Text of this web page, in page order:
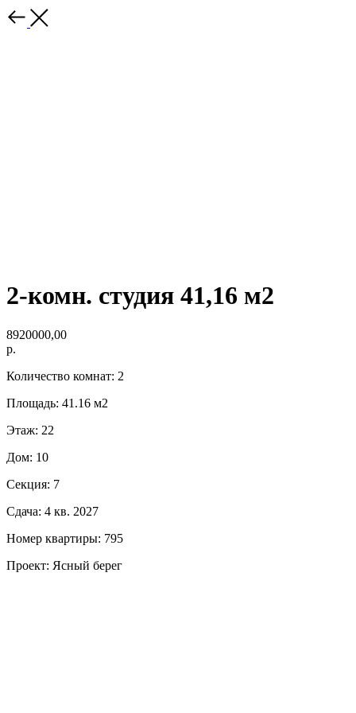
2-комн. студия 41,16 м2
8920000,00
р.
Количество комнат: 2
Площадь: 41.16 м2
Этаж: 22
Дом: 10
Секция: 7
Сдача: 4 кв. 2027
Номер квартиры: 795
Проект: Ясный берег